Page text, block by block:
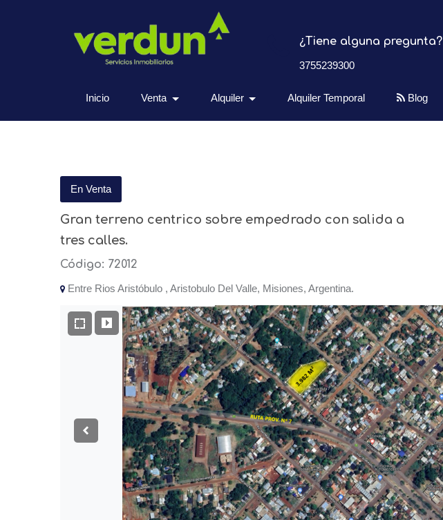
¿Tiene alguna pregunta?
3755239300
Inicio Venta Alquiler Alquiler Temporal Blog
En Venta
Gran terreno centrico sobre empedrado con salida a
tres calles.
Código: 72012
Entre Rios Aristóbulo , Aristobulo Del Valle, Misiones, Argentina.